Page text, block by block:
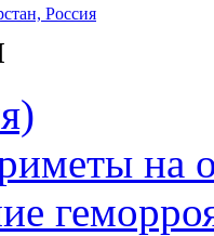
Россия
на